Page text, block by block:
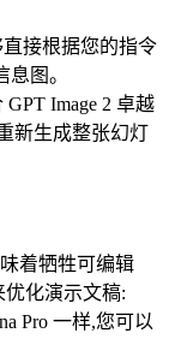
接根据您的指令
图。
Image 2 卓越
新生成整张幻灯
味着牺牲可编辑
化演示文稿:
Pro 一样,您可以